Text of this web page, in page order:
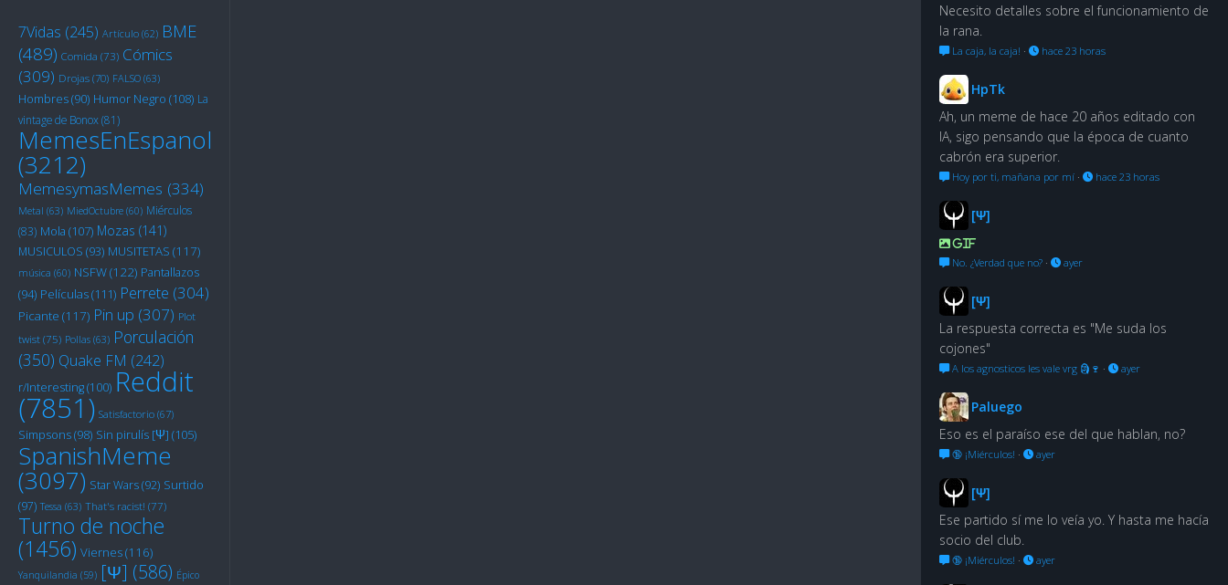
7Vidas (245) Artículo (62) BME
(489) Comida (73) Cómics
(309) Drojas (70) FALSO (63)
Hombres(90) Humor Negro (108) La
vintage de Bonox(81)
MemesEnEspanol
(3212)
MemesymasMemes (334)
Metal (63) MiedOctubre (60) Miérculos
(83) Mola (107) Mozas (141)
MUSICULOS (93) MUSITETAS (117)
música (60) NSFW(122) Pantallazos
(94) Películas(111) Perrete (304)
Picante (117) Pin up (307) Plot
twist (75) Pollas (63) Porculación
(350) Quake FM (242)
r/Interesting(100) Reddit
(7851) Satisfactorio (67)
Simpsons(98) Sin pirulís [Ψ] (105)
SpanishMeme
(3097) Star Wars(92) Surtido
(97) Tessa (63) That's racist! (77)
Turno de noche
(1456) Viernes(116)
Yanquilandia (59) [Ψ] (586) Épico
Necesito detalles sobre el funcionamiento de
la rana.
La caja, la caja! · hace 23 horas
HpTk
Ah, un meme de hace 20 años editado con
IA, sigo pensando que la época de cuanto
cabrón era superior.
Hoy por ti, mañana por mí · hace 23 horas
[Ψ]
GIF
No. ¿Verdad que no? · ayer
[Ψ]
La respuesta correcta es "Me suda los
cojones"
A los agnosticos les vale vrg 🗿🍷 · ayer
Paluego
Eso es el paraíso ese del que hablan, no?
🔞 ¡Miérculos! · ayer
[Ψ]
Ese partido sí me lo veía yo. Y hasta me hacía
socio del club.
🔞 ¡Miérculos! · ayer